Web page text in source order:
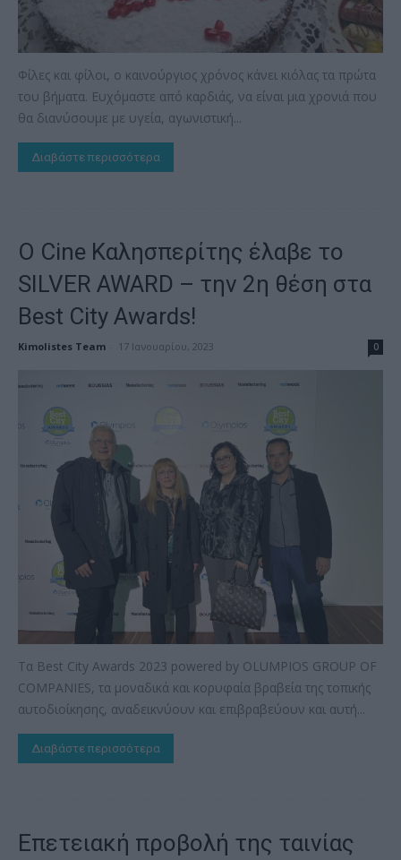
Φίλες και φίλοι, ο καινούργιος χρόνος κάνει κιόλας τα πρώτα
του βήματα. Ευχόμαστε από καρδιάς, να είναι μια χρονιά που
θα διανύσουμε με υγεία, αγωνιστική...
Διαβάστε περισσότερα
Ο Cine Καλησπερίτης έλαβε το
SILVER AWARD – την 2η θέση στα
Best City Awards!
Kimolistes Team 17 Ιανουαρίου, 2023 0
Τα Best City Awards 2023 powered by OLUMPIOS GROUP OF
COMPANIES, τα μοναδικά και κορυφαία βραβεία της τοπικής
αυτοδιοίκησης, αναδεικνύουν και επιβραβεύουν και αυτή...
Διαβάστε περισσότερα
Επετειακή προβολή της ταινίας